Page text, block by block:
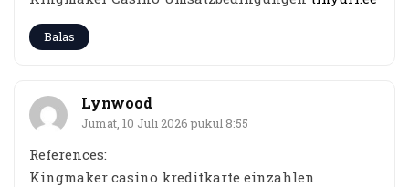
Balas
Lynwood
Jumat, 10 Juli 2026 pukul 8:55
References:
Kingmaker casino kreditkarte einzahlen